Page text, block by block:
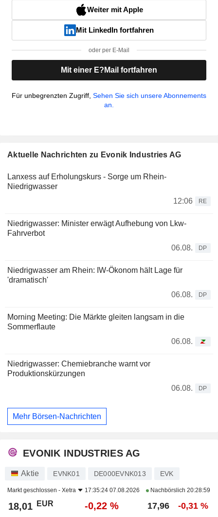
Weiter mit Apple
Mit LinkedIn fortfahren
oder per E-Mail
Mit einer E?Mail fortfahren
Für unbegrenzten Zugriff, Sehen Sie sich unsere Abonnements
an.
Aktuelle Nachrichten zu Evonik Industries AG
Lanxess auf Erholungskurs - Sorge um Rhein-
Niedrigwasser
12:06
RE
Niedrigwasser: Minister erwägt Aufhebung von Lkw-
Fahrverbot
06.08.
DP
Niedrigwasser am Rhein: IW-Ökonom hält Lage für
'dramatisch'
06.08.
DP
Morning Meeting: Die Märkte gleiten langsam in die
Sommerflaute
06.08.
Niedrigwasser: Chemiebranche warnt vor
Produktionskürzungen
06.08.
DP
Mehr Börsen-Nachrichten
EVONIK INDUSTRIES AG
Aktie EVNK01 DE000EVNK013 EVK
Markt geschlossen - Xetra 17:35:24 07.08.2026 Nachbörslich 20:28:59
18,01 EUR -0,22 % 17,96 -0,31 %